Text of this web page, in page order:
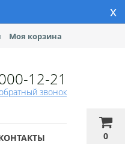
x
0
Моя корзина
12-21
звонок